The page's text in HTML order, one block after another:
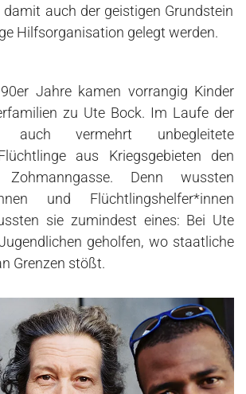
auch der geistigen Grundstein
Hilfsorganisation gelegt werden.
Jahre kamen vorrangig Kinder
zu Ute Bock. Im Laufe der
vermehrt unbegleitete
aus Kriegsgebieten den
Denn wussten
und Flüchtlingshelfer*innen
sie zumindest eines: Bei Ute
geholfen, wo staatliche
Grenzen stößt.